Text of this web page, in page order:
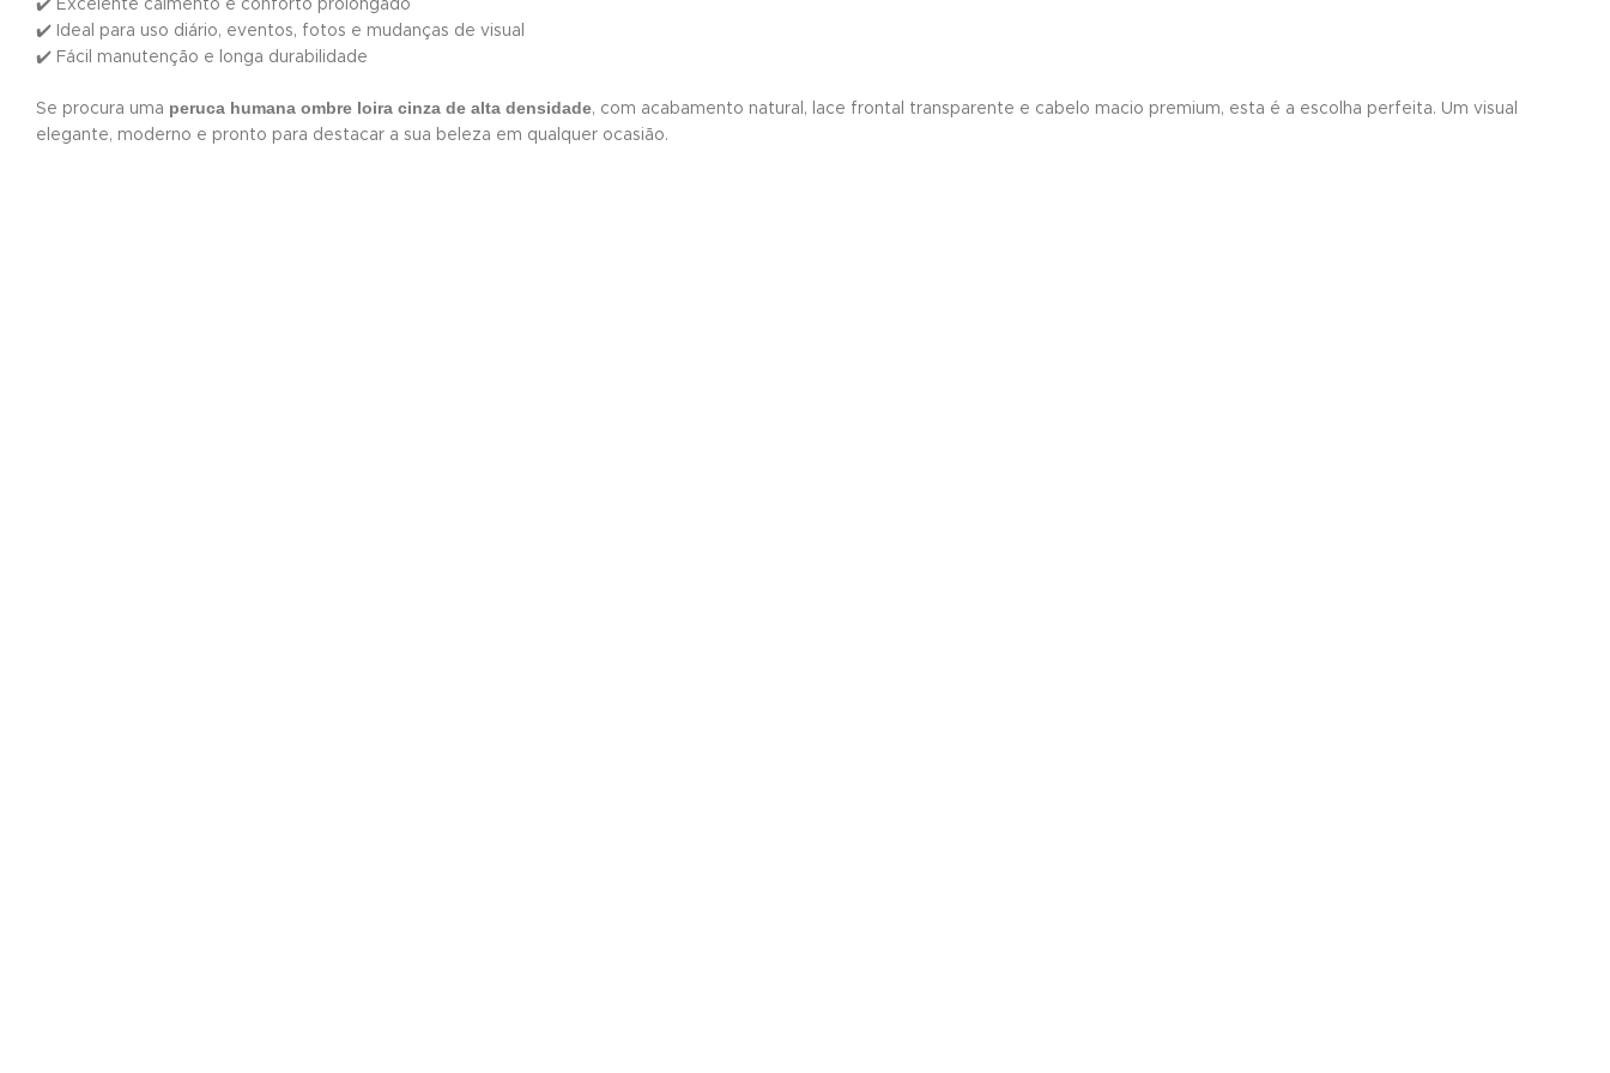
✔️ Excelente caimento e conforto prolongado
✔️ Ideal para uso diário, eventos, fotos e mudanças de visual
✔️ Fácil manutenção e longa durabilidade
Se procura uma peruca humana ombre loira cinza de alta densidade, com acabamento natural, lace frontal transparente e cabelo macio premium, esta é a escolha perfeita. Um visual
elegante, moderno e pronto para destacar a sua beleza em qualquer ocasião.